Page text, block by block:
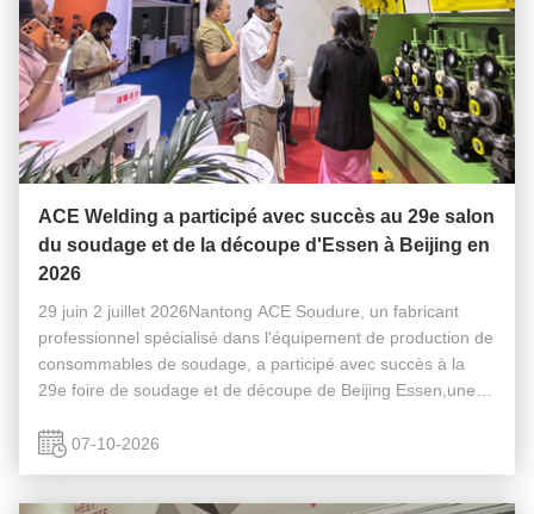
ACE Welding a participé avec succès au 29e salon
du soudage et de la découpe d'Essen à Beijing en
2026
29 juin 2 juillet 2026Nantong ACE Soudure, un fabricant
professionnel spécialisé dans l'équipement de production de
consommables de soudage, a participé avec succès à la
29e foire de soudage et de découpe de Beijing Essen,une
reconnues dans l...
07-10-2026